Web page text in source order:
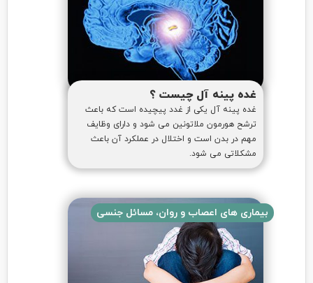
غده پینه آل چیست ؟
غده پینه آل یکی از غدد پیچیده است که باعث
ترشح هورمون ملاتونین می شود و دارای وظایف
مهم در بدن است و اختلال در عملکرد آن باعث
مشکلاتی می شود.
بیماری های اعصاب و روان، مسائل جنسی